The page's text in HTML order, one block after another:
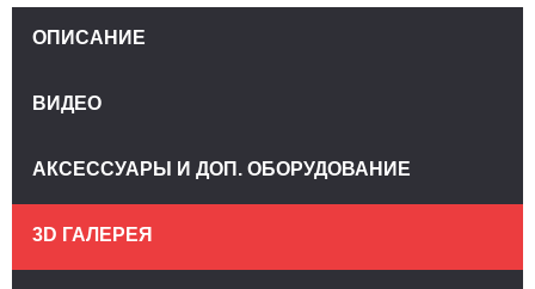
ОПИСАНИЕ
ВИДЕО
АКСЕССУАРЫ И ДОП. ОБОРУДОВАНИЕ
3D ГАЛЕРЕЯ